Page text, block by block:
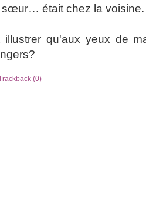
sœur… était chez la voisine.
illustrer qu'aux yeux de
(0)